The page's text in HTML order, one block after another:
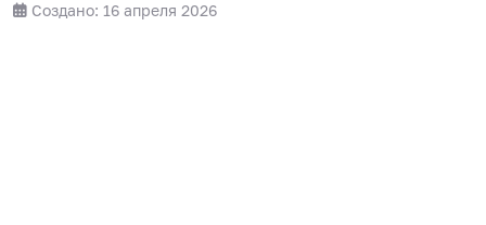
Создано: 16 апреля 2026